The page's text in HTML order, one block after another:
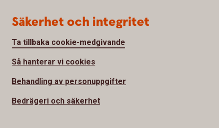
Säkerhet och integritet
Ta tillbaka cookie-medgivande
Så hanterar vi cookies
Behandling av personuppgifter
Bedrägeri och säkerhet